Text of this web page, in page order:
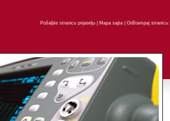
Pošaljite stranicu prijatelju| Mapa sajta| Odštampaj stranicu|